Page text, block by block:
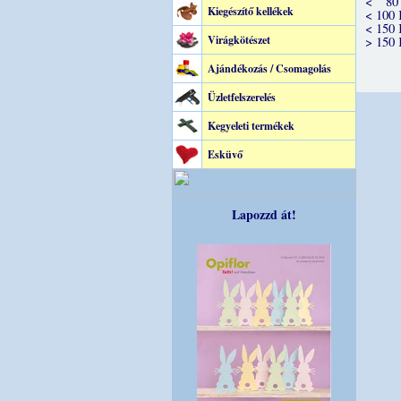
Kiegészítő kellékek
Virágkötészet
Ajándékozás / Csomagolás
Üzletfelszerelés
Kegyeleti termékek
Esküvő
Lapozzd át!
<
<
>